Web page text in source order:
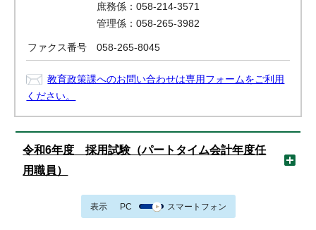
庶務係：058-214-3571
管理係：058-265-3982
ファクス番号 058-265-8045
教育政策課へのお問い合わせは専用フォームをご利用
ください。
令和6年度 採用試験（パートタイム会計年度任
用職員）
表示 PC スマートフォン